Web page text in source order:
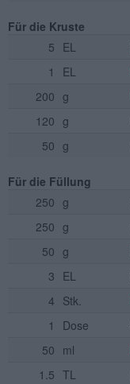
Für die Kruste
5 EL
1
EL
200 g
120 g
50 g
Für die Füllung
250 g
250 g
50 g
3 EL
4 Stk.
1
Dose
50 ml
1.5 TL